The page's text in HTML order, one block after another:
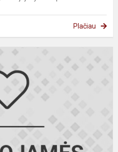
Plačiau